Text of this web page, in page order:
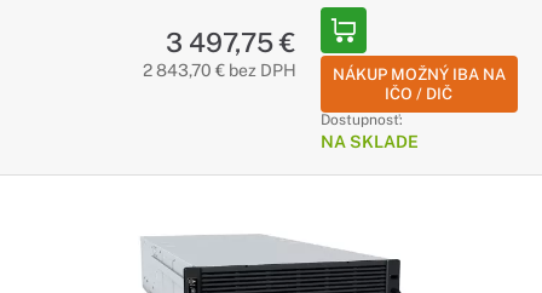
3 497,75 €
2 843,70 € bez DPH
NÁKUP MOŽNÝ IBA NA
IČO / DIČ
Dostupnosť:
NA SKLADE